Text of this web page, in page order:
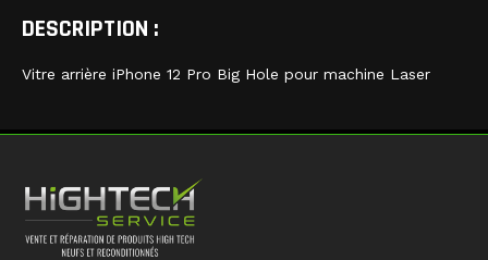
DESCRIPTION :
Vitre arrière iPhone 12 Pro Big Hole pour machine Laser